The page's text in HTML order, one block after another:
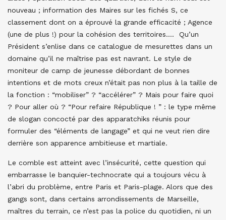
nouveau ; information des Maires sur les fichés S, ce
classement dont on a éprouvé la grande efficacité ; Agence
(une de plus !) pour la cohésion des territoires…. Qu’un
Président s’enlise dans ce catalogue de mesurettes dans un
domaine qu’il ne maîtrise pas est navrant. Le style de
moniteur de camp de jeunesse débordant de bonnes
intentions et de mots creux n’était pas non plus à la taille de
la fonction : “mobiliser” ? “accélérer” ? Mais pour faire quoi
? Pour aller où ? “Pour refaire République ! ” : le type même
de slogan concocté par des apparatchiks réunis pour
formuler des “éléments de langage” et qui ne veut rien dire
derrière son apparence ambitieuse et martiale.
Le comble est atteint avec l’insécurité, cette question qui
embarrasse le banquier-technocrate qui a toujours vécu à
l’abri du problème, entre Paris et Paris-plage. Alors que des
gangs sont, dans certains arrondissements de Marseille,
maîtres du terrain, ce n’est pas la police du quotidien, ni un